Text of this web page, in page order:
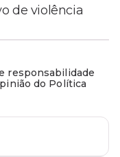
de violência
responsabilidade
do Política